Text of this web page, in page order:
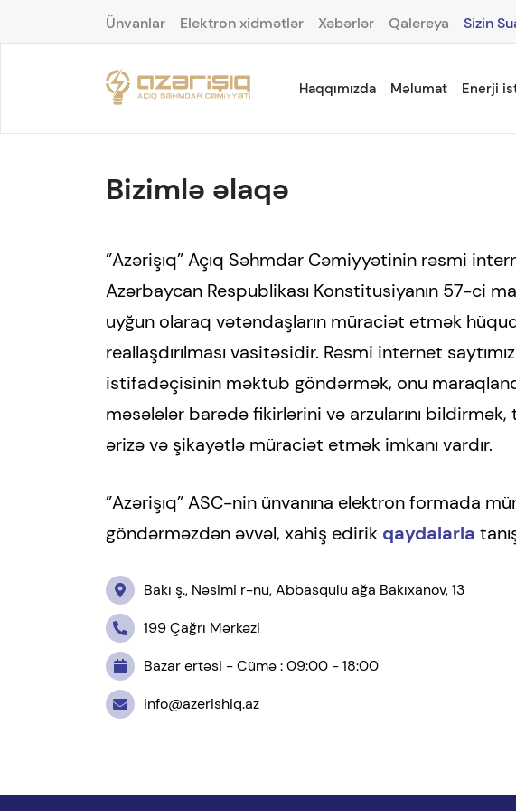
Ünvanlar Elektron xidmətlər Xəbərlər Qalereya Sizin
Haqqımızda Məlumat Enerji
Bizimlə əlaqə
”Azərişıq” Açıq Səhmdar Cəmiyyətinin rəsmi
Azərbaycan Respublikası Konstitusiyanın 57-ci
uyğun olaraq vətəndaşların müraciət etmək
reallaşdırılması vasitəsidir. Rəsmi internet
istifadəçisinin məktub göndərmək, onu
məsələlər barədə fikirlərini və arzularını bildirmək,
ərizə və şikayətlə müraciət etmək imkanı vardır.
”Azərişıq” ASC-nin ünvanına elektron formada
göndərməzdən əvvəl, xahiş edirik qaydalarla
Bakı ş., Nəsimi r-nu, Abbasqulu ağa Bakıxanov, 13
199 Çağrı Mərkəzi
Bazar ertəsi - Cümə : 09:00 - 18:00
info@azerishiq.az